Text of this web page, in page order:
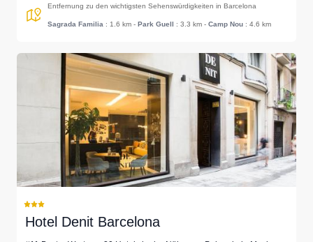
Entfernung zu den wichtigsten Sehenswürdigkeiten in Barcelona
Sagrada Familia : 1.6 km - Park Guell : 3.3 km - Camp Nou : 4.6 km
Hotel Denit Barcelona